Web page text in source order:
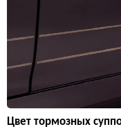
Цвет тормозных